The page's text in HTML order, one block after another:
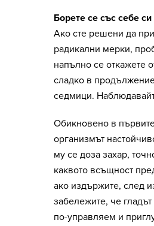
Борете се със себе си
Ако сте решени да
радикални мерки,
напълно се откажете
сладко в
седмици.
Обикновено в
организмът
му се доза захар,
каквото всъщност
ако издържите, след
забележите, че
по-управляем и